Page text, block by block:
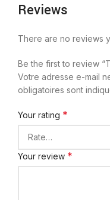
Reviews
There are no reviews
Be the first to review
Votre adresse e-mail
obligatoires sont
Your rating *
Your review *